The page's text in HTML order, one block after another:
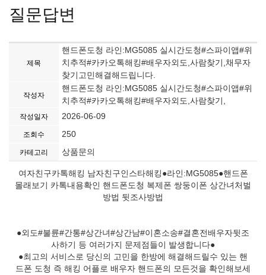
질문답변
제목
핸드폰도청 라인:MG5085 실시간도청#스파이앱#위
치추적#카카오톡해킹#배우자외도,사람찾기,채무자
찾기고민해결해드립니다.
작성자
핸드폰도청 라인:MG5085 실시간도청#스파이앱#위
치추적#카카오톡해킹#배우자외도,사람찾기,
작성일자 2026-06-09
조회수 250
카테고리 상품문의
여자친구카톡해킹 남자친구인스타해킹●라인:MG5085●핸드폰
몰래보기 카톡내용확인 핸드폰도청 복제폰 쌍둥이폰 상간녀처벌
방법 뒷조사방법
●외도#불륜#간통#상간녀#상간남#이혼소송#결혼전배우자뒷조
사하기 등 여러가지 문제점들이 발생합니다●
●최고의 서비스로 당신의 고민을 한방에 해결해드릴수 있는 핸
드폰 도청 즉 해킹 어플로 배우자 핸드폰의 모든것을 확인해보세